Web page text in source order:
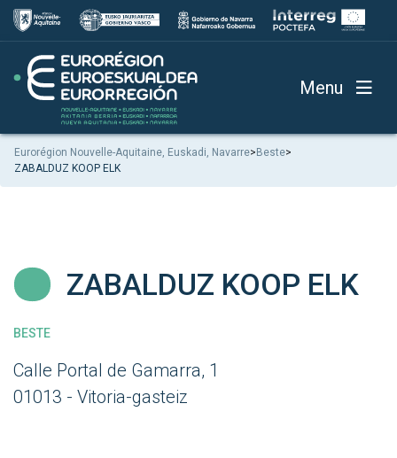
Menu
Eurorégion Nouvelle-Aquitaine, Euskadi, Navarre> Beste>
ZABALDUZ KOOP ELK
ZABALDUZ KOOP ELK
BESTE
Calle Portal de Gamarra, 1
01013 - Vitoria-gasteiz